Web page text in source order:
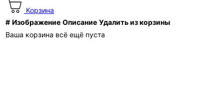
Корзина
# Изображение Описание Удалить из корзины
Ваша корзина всё ещё пуста